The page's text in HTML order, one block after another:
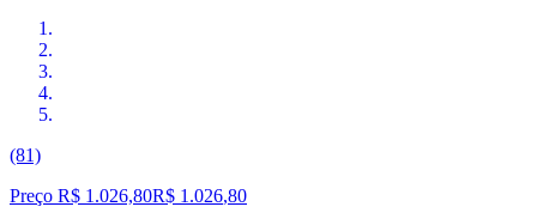
(81)
Preço R$ 1.026,80R$ 1.026,80